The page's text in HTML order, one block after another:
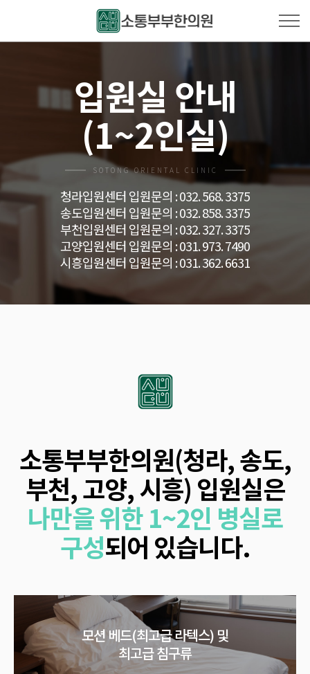
입원실 안내
(1~2인실)
SOTONG ORIENTAL CLINIC
청라입원센터 입원문의 : 032. 568. 3375
송도입원센터 입원문의 : 032. 858. 3375
부천입원센터 입원문의 : 032. 327. 3375
고양입원센터 입원문의 : 031. 973. 7490
시흥입원센터 입원문의 : 031. 362. 6631
소통부부한의원(청라, 송도,
부천, 고양, 시흥) 입원실은
나만을 위한 1~2인 병실로
구성되어 있습니다.
모션 베드(최고급 라텍스) 및
최고급 침구류